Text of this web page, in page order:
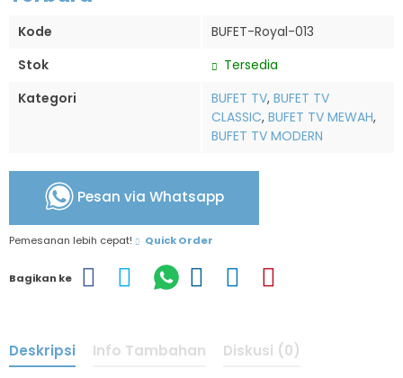
Kode
BUFET-Royal-013
Stok
Tersedia
Kategori
BUFET TV, BUFET TV
CLASSIC, BUFET TV MEWAH,
BUFET TV MODERN
Pesan via Whatsapp
Pemesanan lebih cepat! Quick Order
Bagikan ke
Deskripsi Info Tambahan Diskusi (0)